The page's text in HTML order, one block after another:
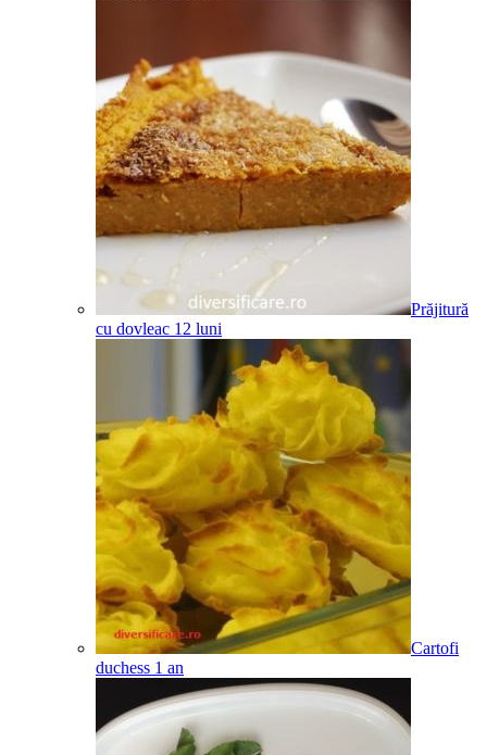
Prăjitură
cu dovleac 12 luni
Cartofi
duchess 1 an